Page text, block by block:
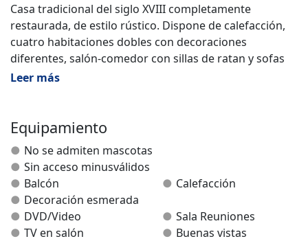
Casa tradicional del siglo XVIII completamente
restaurada, de estilo rústico. Dispone de calefacción,
cuatro habitaciones dobles con decoraciones
diferentes, salón-comedor con sillas de ratan y sofas
de piel; cocina equipada con lavadora, lavavajillas,
diferentes. Recomendamos visitar página web.
www.casasruralesmolinosdeduero.com
Leer más
Equipamiento
No se admiten mascotas
Sin acceso minusválidos
Balcón
Calefacción
Decoración esmerada
DVD/Video
Sala Reuniones
TV en salón
Buenas vistas